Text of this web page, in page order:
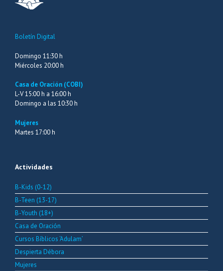
Boletín Digital
Domingo 11:30 h
Miércoles 20:00 h
Casa de Oración (COBI)
L-V 15:00 h a 16:00 h
Domingo a las 10:30 h
Mujeres
Martes 17:00 h
Actividades
B-Kids (0-12)
B-Teen (13-17)
B-Youth (18+)
Casa de Oración
Cursos Bíblicos ‘Adulam’
Despierta Débora
Mujeres